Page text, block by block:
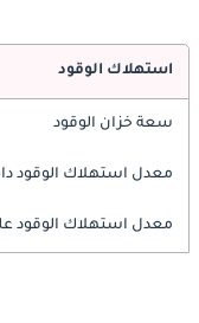
استهلاك الوقود
سعة خزان الوقود
معدل استهلاك الوقود
معدل استهلاك الوقود